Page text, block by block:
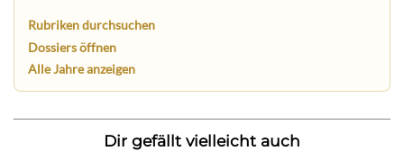
Rubriken durchsuchen
Dossiers öffnen
Alle Jahre anzeigen
Dir gefällt vielleicht auch